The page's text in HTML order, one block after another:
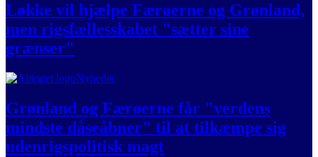
Løkke vil hjælpe Færøerne og Grønland,
men rigsfællesskabet "sætter sine
grænser"
Nyheder
Grønland og Færøerne får "verdens
mindste dåseåbner" til at tilkæmpe sig
udenrigspolitisk magt